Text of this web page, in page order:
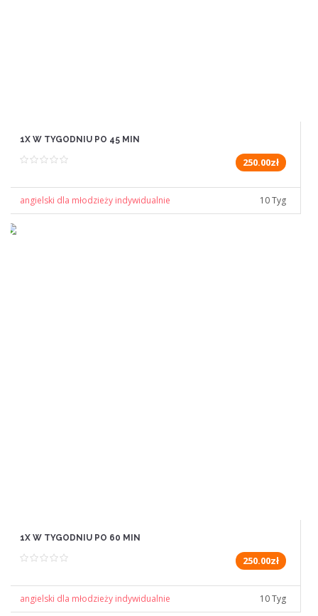
1X W TYGODNIU PO 45 MIN
250.00zł
angielski dla młodzieży indywidualnie 10 Tyg
1X W TYGODNIU PO 60 MIN
250.00zł
angielski dla młodzieży indywidualnie 10 Tyg